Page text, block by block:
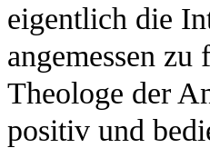
eigentlich die
angemessen
Theologe der
positiv und